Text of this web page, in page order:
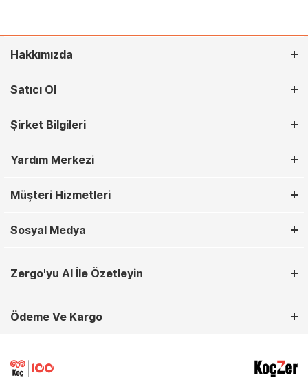
Hakkımızda
Satıcı Ol
Şirket Bilgileri
Yardım Merkezi
Müşteri Hizmetleri
Sosyal Medya
Zergo'yu AI İle Özetleyin
Ödeme Ve Kargo